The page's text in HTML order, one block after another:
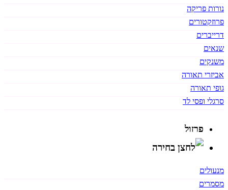
נורות פריקה
פרוזקטורים
דרייברים
שנאים
משנקים
אביזרי תאורה
גופי תאורה
סרגלי ופסי לד
פרזול
מנעולים
מסמרים